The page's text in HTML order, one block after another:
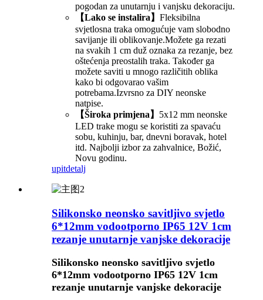
pogodan za unutarnju i vanjsku dekoraciju.
【Lako se instalira】 Fleksibilna
svjetlosna traka omogućuje vam slobodno
savijanje ili oblikovanje.Možete ga rezati
na svakih 1 cm duž oznaka za rezanje, bez
oštećenja preostalih traka. Također ga
možete saviti u mnogo različitih oblika
kako bi odgovarao vašim
potrebama.Izvrsno za DIY neonske
natpise.
【Široka primjena】 5x12 mm neonske
LED trake mogu se koristiti za spavaću
sobu, kuhinju, bar, dnevni boravak, hotel
itd. Najbolji izbor za zahvalnice, Božić,
Novu godinu.
upitdetalj
Silikonsko neonsko savitljivo svjetlo
6*12mm vodootporno IP65 12V 1cm
rezanje unutarnje vanjske dekoracije
Silikonsko neonsko savitljivo svjetlo
6*12mm vodootporno IP65 12V 1cm
rezanje unutarnje vanjske dekoracije